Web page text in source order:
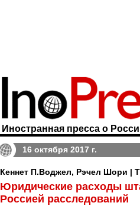
Иностранная пресса о
16 октября 2017 г.
Кеннет П.Воджел, Рэчел Шори |
Юридические расходы
Россией расследований